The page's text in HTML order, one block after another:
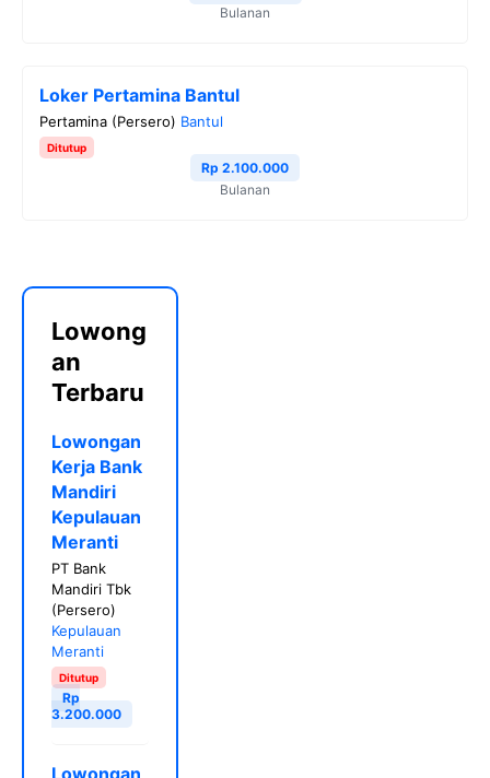
Bulanan
Loker Pertamina Bantul
Pertamina (Persero) Bantul
Ditutup
Rp 2.100.000
Bulanan
Lowong
an
Terbaru
Lowongan
Kerja Bank
Mandiri
Kepulauan
Meranti
PT Bank
Mandiri Tbk
(Persero)
Kepulauan
Meranti
Ditutup
Rp
3.200.000
Lowongan